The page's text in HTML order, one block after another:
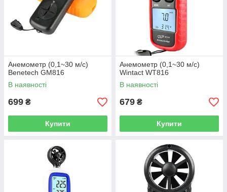
Анемометр (0,1~30 м/с)
Benetech GM816
В наявності
699 ₴
Купити
Анемометр (0,1~30 м/с)
Wintact WT816
В наявності
679 ₴
Купити